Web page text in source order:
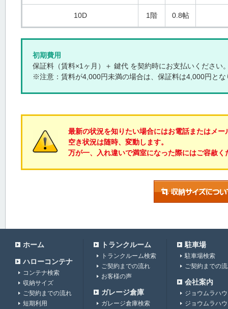
10D 1階 0.8帖
初期費用
保証料（賃料×1ヶ月）＋ 鍵代 を契約時にお支払いください
※注意：賃料が4,000円未満の場合は、保証料は4,000円とな
最新の状況を知りたい場合にはお電話またはメ
空き状況は随時、変動します。
万が一、入れ違いで満室になった際にはご容赦く
ホーム
ハローコンテナ
コンテナ検索
収納サイズ
ご契約までの流れ
短期利用
トランクルーム
トランクルーム検索
ご契約までの流れ
お客様の声
ガレージ倉庫
ガレージ倉庫検索
駐車場
駐車場検索
ご契約までの
会社案内
ジョウムラハ
ジョウムラハ